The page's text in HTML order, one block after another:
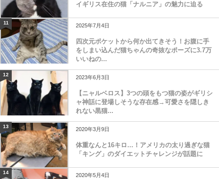
イギリス在住の猫「ナルニア」の魅力に迫る
11 2025年7月4日
四次元ポケットから何か出てきそう！お腹に手
をしまい込んだ猫ちゃんの奇抜なポーズに3.7万
いいねの...
12 2023年6月3日
【ニャルベロス】3つの頭をもつ猫の姿がギリシ
ャ神話に登場しそうな存在感→可愛さを隠しき
れない黒猫...
13 2020年3月9日
体重なんと16キロ…！アメリカの太り過ぎな猫
「キング」のダイエットチャレンジが話題に
14 2020年5月4日